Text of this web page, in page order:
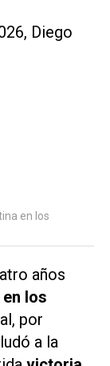
en los
años
los
por
a la